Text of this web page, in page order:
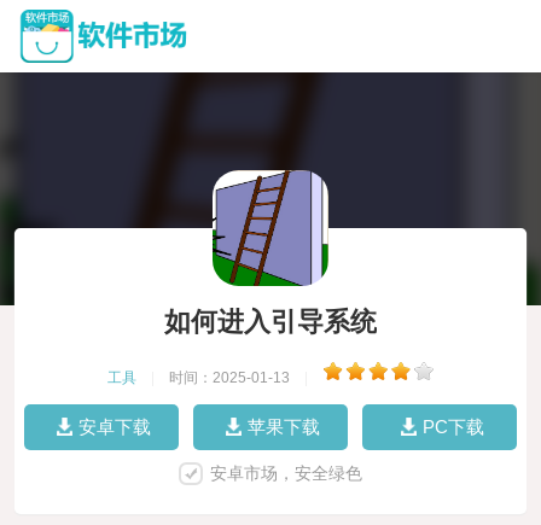
如何进入引导系统
工具 时间：2025-01-13
安卓下载 苹果下载 PC下载
安卓市场，安全绿色